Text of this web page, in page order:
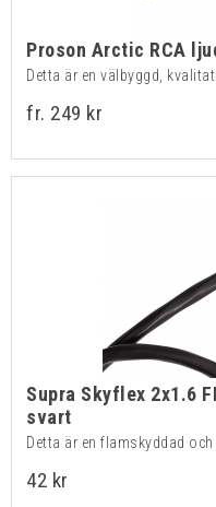
Proson Arctic RCA
Detta är en välbyggd,
fr. 249 kr
Supra Skyflex 2x1.6
svart
Detta är en flamskyddad
42 kr